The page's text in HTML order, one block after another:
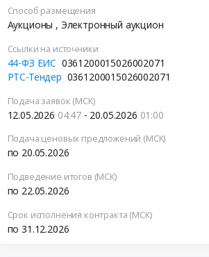
Способ размещения
Аукционы , Электронный аукцион
Ссылки на источники
44-ФЗ ЕИС 0361200015026002071
РТС-Тендер 0361200015026002071
Подача заявок (МСК)
12.05.2026 04:47- 20.05.2026 01:00
Подача ценовых предложений (МСК)
по 20.05.2026
Подведение итогов (МСК)
по 22.05.2026
Срок исполнения контракта (МСК)
по 31.12.2026